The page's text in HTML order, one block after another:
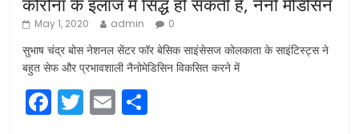
May 1, 2020 admin 0
सुभाष चंद्र बोस नेशनल सेंटर फॉर बेसिक साइंसेसज कोलकाता के साइंटिस्ट्स ने
बहुत सेफ और प्रभावशाली नैनोमेडिसिन विकसित करने में
F T E